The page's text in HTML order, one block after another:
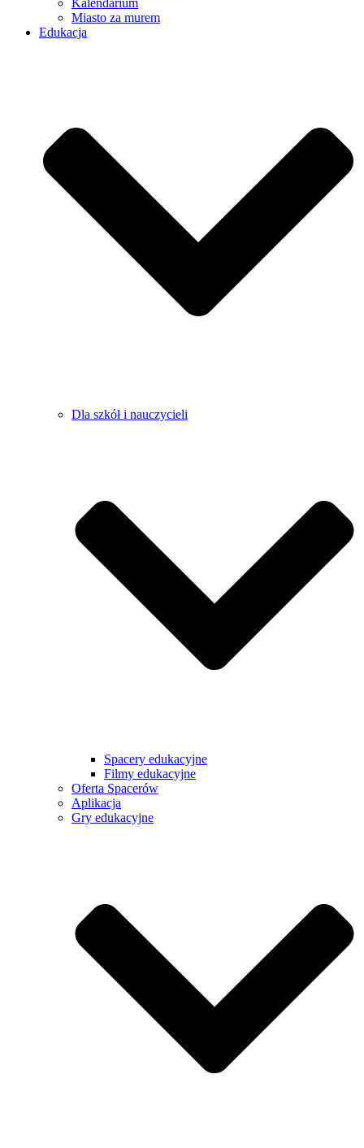
Miasto za murem
Edukacja
Dla szkół i nauczycieli
Spacery edukacyjne
Filmy edukacyjne
Oferta Spacerów
Aplikacja
Gry edukacyjne